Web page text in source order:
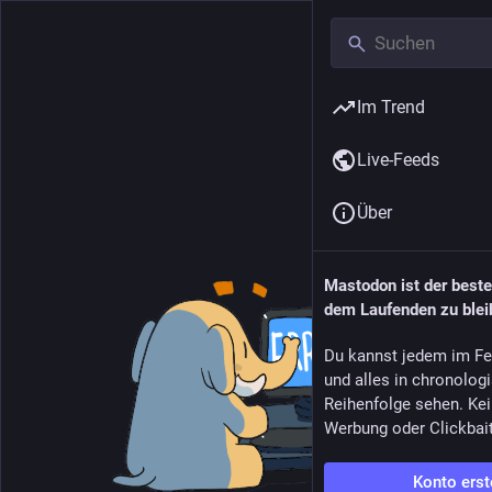
Im Trend
Live-Feeds
Über
Mastodon ist der
dem Laufenden zu
Du kannst jedem im
und alles in
Reihenfolge sehen.
Werbung oder
Konto